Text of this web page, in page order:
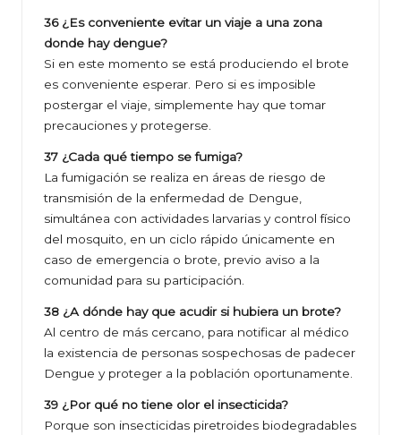
36 ¿Es conveniente evitar un viaje a una zona
donde hay dengue?
Si en este momento se está produciendo el brote
es conveniente esperar. Pero si es imposible
postergar el viaje, simplemente hay que tomar
precauciones y protegerse.
37 ¿Cada qué tiempo se fumiga?
La fumigación se realiza en áreas de riesgo de
transmisión de la enfermedad de Dengue,
simultánea con actividades larvarias y control físico
del mosquito, en un ciclo rápido únicamente en
caso de emergencia o brote, previo aviso a la
comunidad para su participación.
38 ¿A dónde hay que acudir si hubiera un brote?
Al centro de más cercano, para notificar al médico
la existencia de personas sospechosas de padecer
Dengue y proteger a la población oportunamente.
39 ¿Por qué no tiene olor el insecticida?
Porque son insecticidas piretroides biodegradables